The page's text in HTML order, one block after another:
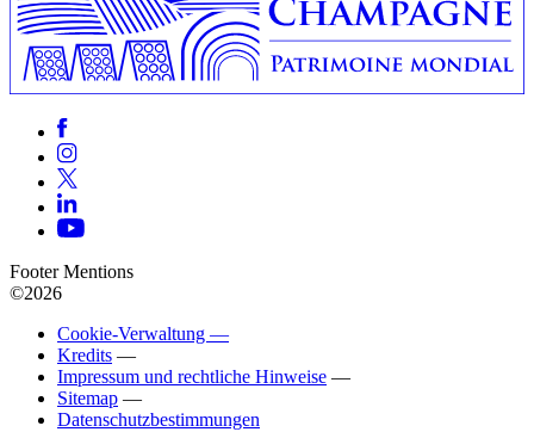
Footer Mentions
©2026
Cookie-Verwaltung —
Kredits —
Impressum und rechtliche Hinweise —
Sitemap —
Datenschutzbestimmungen